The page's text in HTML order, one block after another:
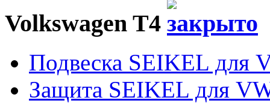
Volkswagen T4
Подвеска SEIKEL для
Защита SEIKEL для